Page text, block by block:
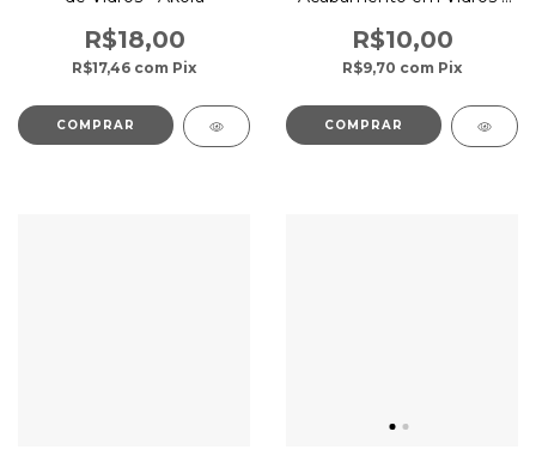
R$18,00
R$17,46 com Pix
R$10,00
R$9,70 com Pix